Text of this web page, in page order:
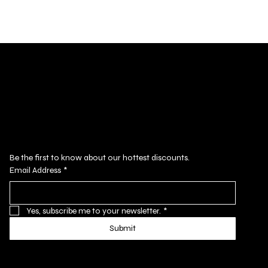
Email Address *
Yes, subscribe me to your newsletter. *
Submit